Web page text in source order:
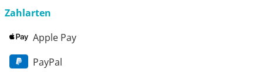
aus Mitteln des Europäischen Sozialfonds Plus und
Zahlarten
Apple Pay
PayPal